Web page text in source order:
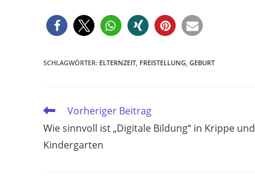
SCHLAGWÖRTER: ELTERNZEIT FREISTELLUNG GEBURT
Weitere
ansehen
Vorheriger Beitrag
Wie sinnvoll ist „Digitale Bildung“ in Krippe und
Kindergarten